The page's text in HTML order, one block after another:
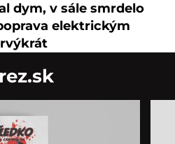
dym, v sále smrdelo
elektrickým